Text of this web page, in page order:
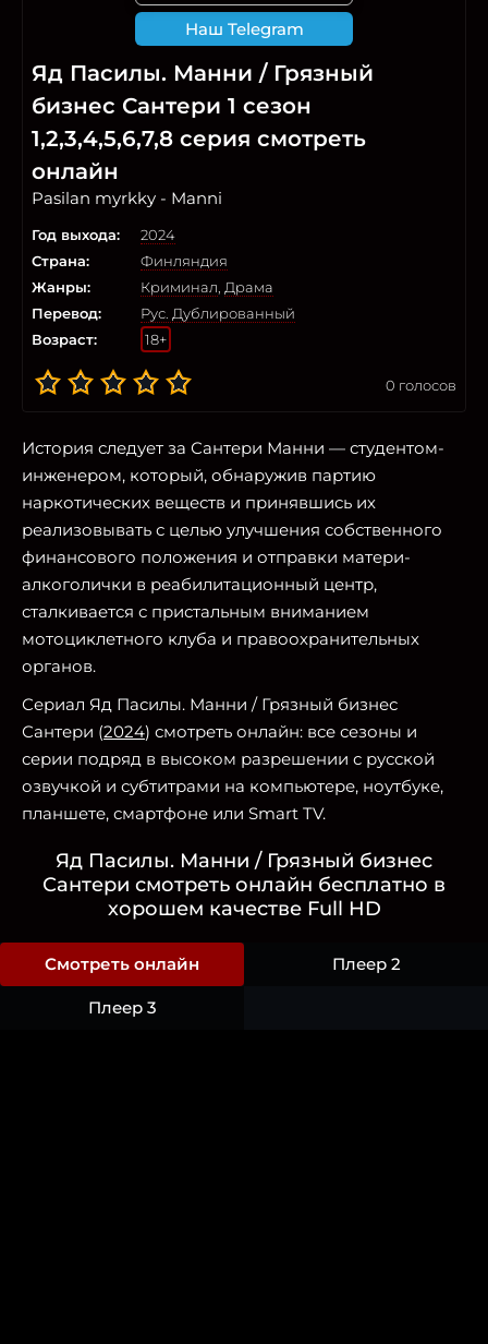
Наш Telegram
Яд Пасилы. Манни / Грязный
бизнес Сантери 1 сезон
1,2,3,4,5,6,7,8 серия смотреть
онлайн
Pasilan myrkky - Manni
Год выхода:
2024
Страна:
Финляндия
Жанры:
Криминал Драма
Перевод:
Рус. Дублированный
Возраст:
18+
0 голосов
История следует за Сантери Манни — студентом-
инженером, который, обнаружив партию
наркотических веществ и принявшись их
реализовывать с целью улучшения собственного
финансового положения и отправки матери-
алкоголички в реабилитационный центр,
сталкивается с пристальным вниманием
мотоциклетного клуба и правоохранительных
органов.
Сериал Яд Пасилы. Манни / Грязный бизнес
Сантери (2024) смотреть онлайн: все сезоны и
серии подряд в высоком разрешении с русской
озвучкой и субтитрами на компьютере, ноутбуке,
планшете, смартфоне или Smart TV.
Яд Пасилы. Манни / Грязный бизнес
Сантери смотреть онлайн бесплатно в
хорошем качестве Full HD
Смотреть онлайн Плеер 2
Плеер 3